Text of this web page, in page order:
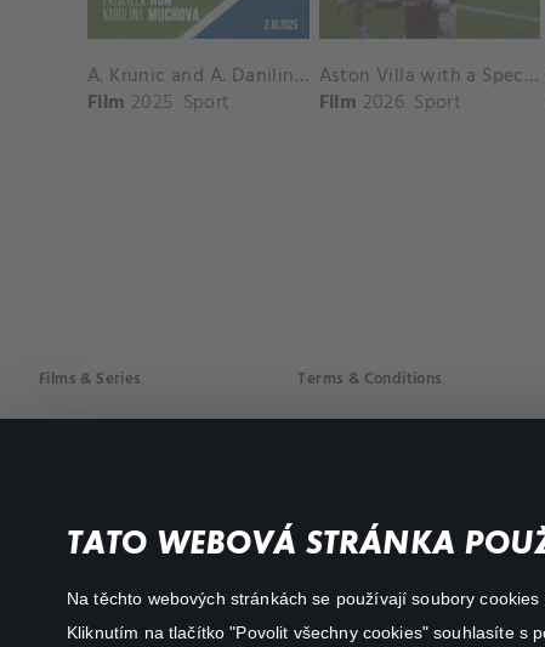
TATO WEBOVÁ STRÁNKA
Na těchto webových stránkách se používají soubory
Kliknutím na tlačítko "Povolit všechny cookies" souhlasíte s
A. Krunic and A. Danilina vs. P. Hon and K. Muchova Match Highlights - BEIJING_Capital Group Diamond ( October 02, 2025)
Film 2025 Sport
Aston Villa with a Spectacular Goal vs. Nottingham Forest
Film 2026 Sport
Films & Series
Action
Terms & Conditions